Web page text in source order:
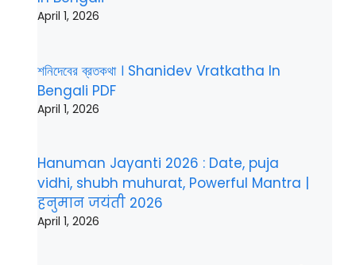
April 1, 2026
শনিদেবের ব্রতকথা । Shanidev Vratkatha In
Bengali PDF
April 1, 2026
Hanuman Jayanti 2026 : Date, puja
vidhi, shubh muhurat, Powerful Mantra |
हनुमान जयंती 2026
April 1, 2026